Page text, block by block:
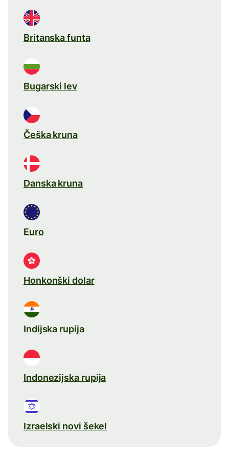
Britanska funta
Bugarski lev
Češka kruna
Danska kruna
Euro
Honkonški dolar
Indijska rupija
Indonezijska rupija
Izraelski novi šekel